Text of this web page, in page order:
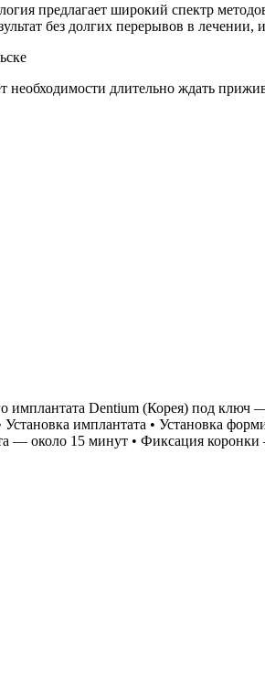
предлагает широкий спектр
без долгих перерывов в
необходимости длительно ждать
имплантата Dentium (Корея) под ключ
Установка имплантата • Установка
— около 15 минут • Фиксация